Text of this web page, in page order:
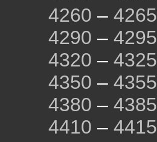
4260 – 4265
4290 – 4295
4320 – 4325
4350 – 4355
4380 – 4385
4410 – 4415